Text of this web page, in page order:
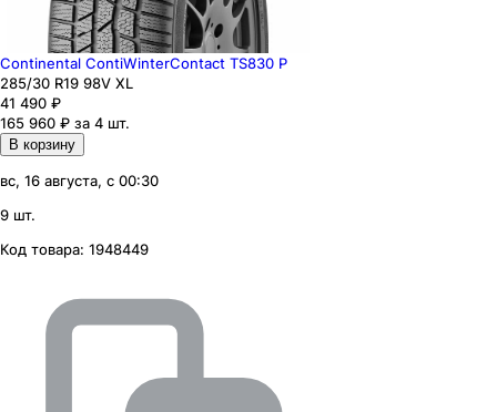
Continental ContiWinterContact TS830 P
285/30 R19 98V XL
41 490 ₽
165 960 ₽ за 4 шт.
В корзину
вс, 16 августа, с 00:30
9 шт.
Код товара: 1948449